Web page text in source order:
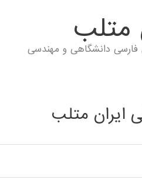
متلب
دانشگاهی و مهندسی
ایران متلب